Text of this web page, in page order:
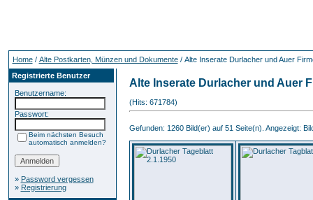
Home/ Alte Postkarten, Münzen und Dokumente/ Alte Inserate Durlacher und Auer
Registrierte Benutzer
Benutzername:
Passwort:
Beim nächsten Besuch
automatisch anmelden?
» Password vergessen
» Registrierung
Alte Inserate Durlacher und Auer
(Hits: 671784)
Gefunden: 1260 Bild(er) auf 51 Seite(n). Angezeigt: